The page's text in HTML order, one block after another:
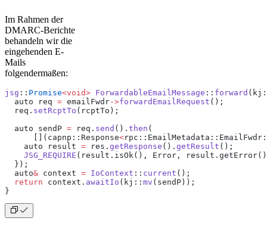
Im Rahmen der
DMARC-Berichte
behandeln wir die
eingehenden E-
Mails
folgendermaßen:
jsg :: Promise<void> ForwardableEmailMessage :: forward
  auto req
= emailFwdr->forwardEmailRequest ();
  req.
setRcptTo (rcptTo);
  auto sendP
= req. send (). then (
      [](capnp::Response
<
    auto result
= res. getResponse (). getResult ();
    JSG_REQUIRE
(result.isOk(), Error,
  });
  auto
& context = IoContext :: current ();
  return
context. awaitIo (kj:: mv (sendP));
}